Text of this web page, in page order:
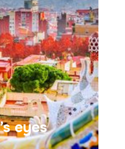
Parcours
eyes